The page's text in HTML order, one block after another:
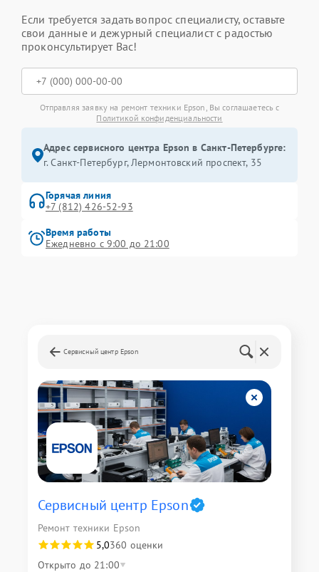
Если требуется задать вопрос специалисту, оставьте
свои данные и дежурный специалист с радостью
проконсультирует Вас!
Отправляя заявку на ремонт техники Epson, Вы соглашаетесь с
Политикой конфиденциальности
Адрес сервисного центра Epson в Санкт-Петербурге:
г. Санкт-Петербург, Лермонтовский проспект, 35
Горячая линия
+7 (812) 426-52-93
Время работы
Ежедневно с 9:00 до 21:00
Сервисный центр Epson
Сервисный центр Epson
Ремонт техники Epson
5,0360 оценки
Открыто до 21:00